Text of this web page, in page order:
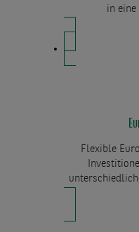
in
Flexible